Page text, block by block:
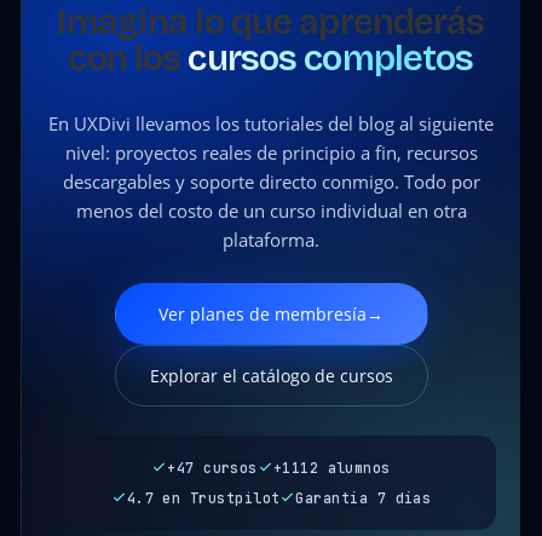
Imagina lo que aprenderás
con los cursos completos
En UXDivi llevamos los tutoriales del blog al siguiente
nivel: proyectos reales de principio a fin, recursos
descargables y soporte directo conmigo. Todo por
menos del costo de un curso individual en otra
plataforma.
Ver planes de membresía→
Explorar el catálogo de cursos
+47 cursos
+1112 alumnos
4.7 en Trustpilot
Garantía 7 días